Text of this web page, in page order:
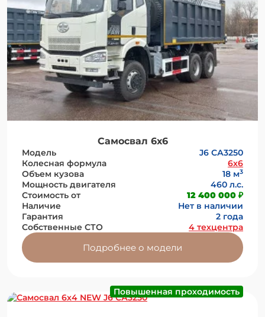
Самосвал 6х6
Модель
J6 СА3250
Колесная формула
6x6
Объем кузова
18 м3
Мощность двигателя
460 л.с.
Стоимость от
12 400 000 ₽
Наличие
Нет в наличии
Гарантия
2 года
Собственные СТО
4 техцентра
Подробнее о модели
Повышенная проходимость